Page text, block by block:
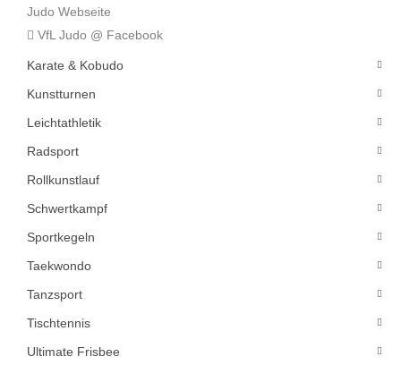
Judo Webseite
VfL Judo @ Facebook
Karate & Kobudo
Kunstturnen
Leichtathletik
Radsport
Rollkunstlauf
Schwertkampf
Sportkegeln
Taekwondo
Tanzsport
Tischtennis
Ultimate Frisbee